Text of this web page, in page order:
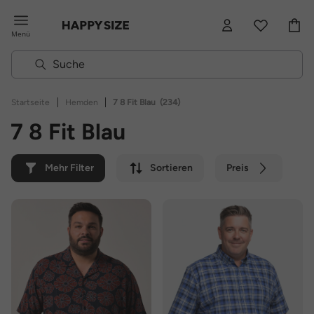
Menü
Startseite | Hemden | 7 8 Fit Blau (234)
7 8 Fit Blau
Mehr Filter Sortieren Preis